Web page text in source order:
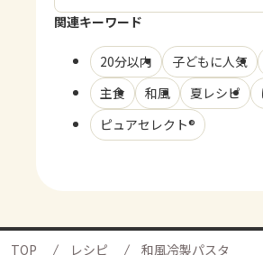
関連キーワード
20分以内 子どもに人気
主食
和風 夏レシピ
ピュアセレクト®
TOP レシピ 和風冷製パスタ